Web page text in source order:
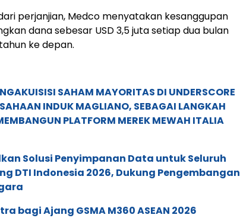
perjanjian, Medco menyatakan kesanggupan
dana sebesar USD 3,5 juta setiap dua bulan
ke depan.
SAHAM MAYORITAS DI UNDERSCORE
INDUK MAGLIANO, SEBAGAI LANGKAH
PLATFORM MEREK MEWAH ITALIA
Solusi Penyimpanan Data untuk Seluruh
DTI Indonesia 2026, Dukung Pengembangan
bagi Ajang GSMA M360 ASEAN 2026